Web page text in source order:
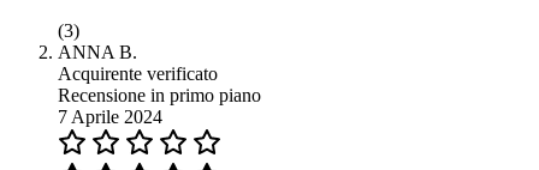
(3)
ANNA B.
Acquirente verificato
Recensione in primo piano
7 Aprile 2024